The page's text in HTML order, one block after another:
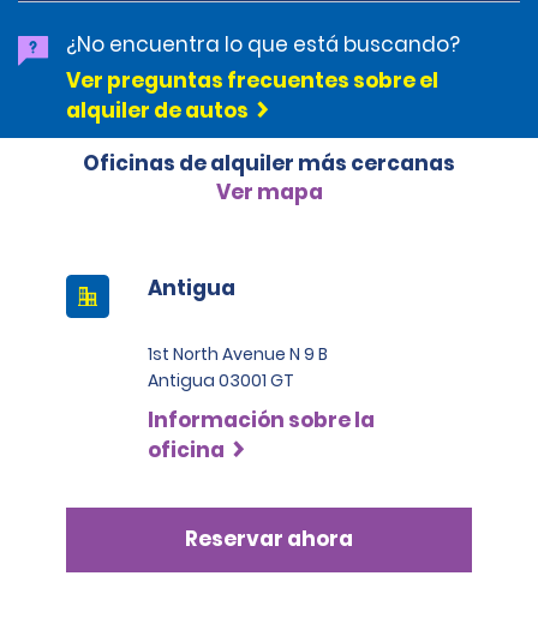
¿No encuentra lo que está buscando?
Ver preguntas frecuentes sobre el
alquiler de autos
Oficinas de alquiler más cercanas
Ver mapa
Antigua
1st North Avenue N 9 B
Antigua 03001 GT
Información sobre la
oficina
Reservar ahora